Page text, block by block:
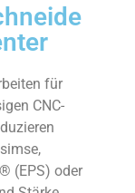
für
CNC-
(EPS) oder